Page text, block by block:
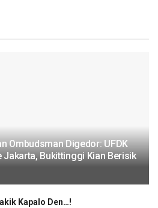
Ombudsman Digedor: UFDK
Jakarta, Bukittinggi Kian Berisik
Kapalo Den…!